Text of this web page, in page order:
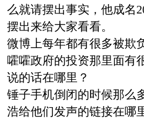
么就请摆出事实，他成名
摆出来给大家看看。
微博上每年都有很多被欺
嚯嚯政府的投资那里面有
说的话在哪里？
锤子手机倒闭的时候那么
浩给他们发声的链接在哪